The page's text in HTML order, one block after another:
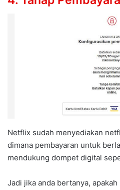
Netflix sudah menyediakan
dimana pembayaran untuk
mendukung dompet digital
Jadi jika anda bertanya,